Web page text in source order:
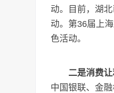
动。目前，湖
动。第36届上
色活动。
二是消费让
中国银联、金